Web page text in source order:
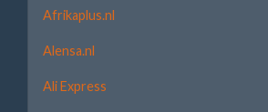
Afrikaplus.nl
Alensa.nl
Ali Express